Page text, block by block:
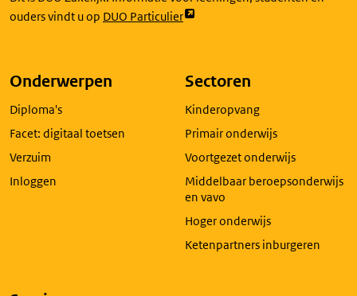
ouders vindt u op DUO Particulier
Link
in
nieuw
Onderwerpen
Diploma's
Facet: digitaal toetsen
Verzuim
Inloggen
Sectoren
Kinderopvang
Primair onderwijs
Voortgezet onderwijs
Middelbaar beroepsonderwijs
en vavo
Hoger onderwijs
Ketenpartners inburgeren